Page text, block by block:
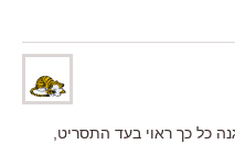
כל כך ראוי בעד התסריט,